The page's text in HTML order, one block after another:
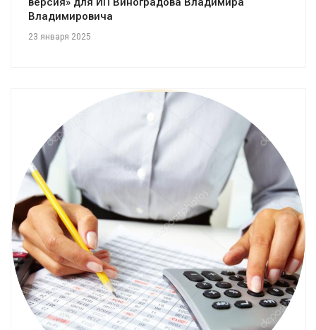
Владимировича
23 января 2025
Смотреть проект